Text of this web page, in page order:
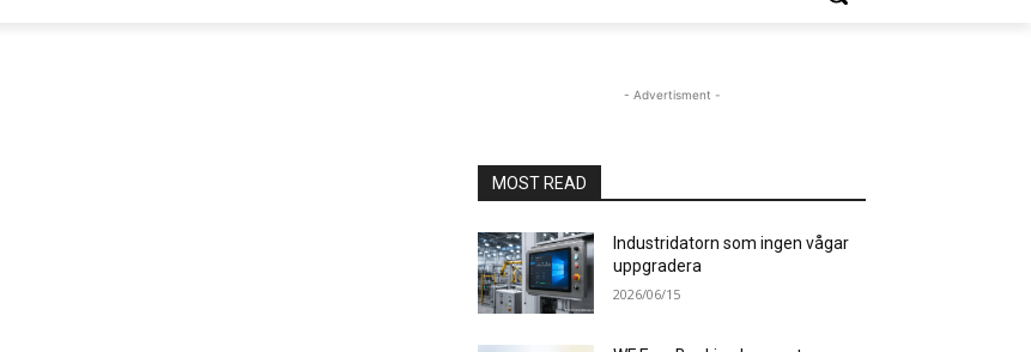
- Advertisment -
MOST READ
Industridatorn som ingen vågar
uppgradera
2026/06/15